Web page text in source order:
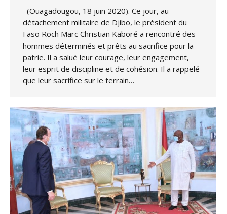
(Ouagadougou, 18 juin 2020). Ce jour, au
détachement militaire de Djibo, le président du
Faso Roch Marc Christian Kaboré a rencontré des
hommes déterminés et prêts au sacrifice pour la
patrie. Il a salué leur courage, leur engagement,
leur esprit de discipline et de cohésion. Il a rappelé
que leur sacrifice sur le terrain…